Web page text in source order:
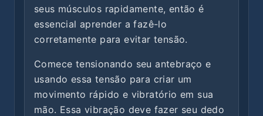
seus músculos rapidamente, então é
essencial aprender a fazê-lo
corretamente para evitar tensão.
Comece tensionando seu antebraço e
usando essa tensão para criar um
movimento rápido e vibratório em sua
mão. Essa vibração deve fazer seu dedo